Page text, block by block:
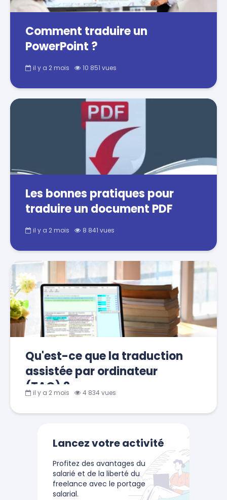
Comment traduire un
PowerPoint ?
il y a 2 mois 10 851 vues
Les bonnes pratiques pour
traduire un document PDF
il y a 2 mois 8 841 vues
Qu'est-ce que la traduction
assistée par ordinateur
(TAO) ?
il y a 2 mois 4 834 vues
Lancez votre activité
Profitez des avantages du
salarié et de la liberté du
freelance avec le portage
salarial.